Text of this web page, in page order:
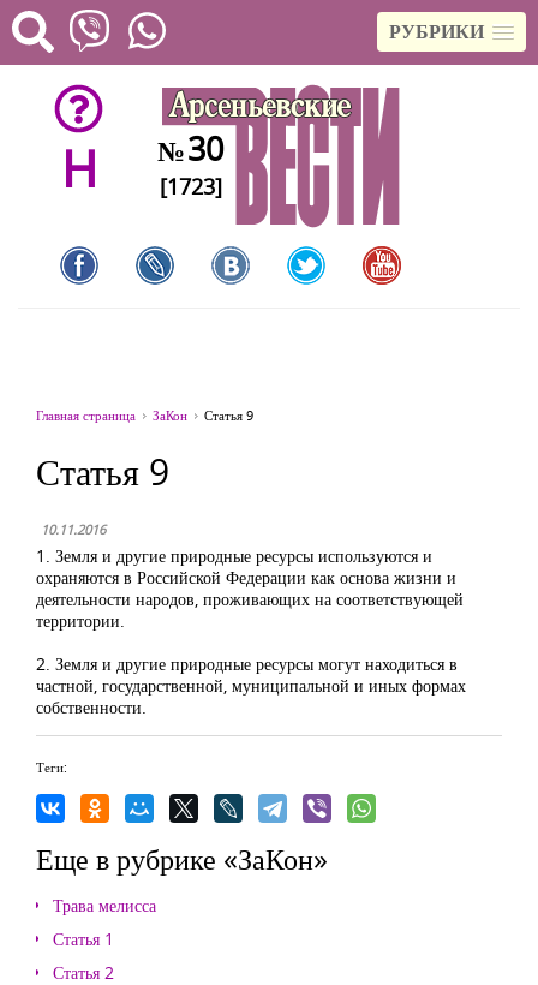
РУБРИКИ
H №30
[1723]
Главная страница ЗаКон Статья 9
Статья 9
10.11.2016
1. Земля и другие природные ресурсы используются и
охраняются в Российской Федерации как основа жизни и
деятельности народов, проживающих на соответствующей
территории.
2. Земля и другие природные ресурсы могут находиться в
частной, государственной, муниципальной и иных формах
собственности.
Теги:
Еще в рубрике «ЗаКон»
Трава мелисса
Статья 1
Статья 2